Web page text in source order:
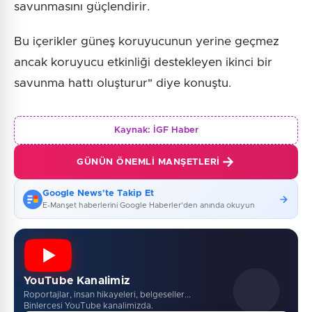
savunmasını güçlendirir.
Bu içerikler güneş koruyucunun yerine geçmez
ancak koruyucu etkinliği destekleyen ikinci bir
savunma hattı oluşturur" diye konuştu.
Kaynak: İGF Haber
GÜNÜN ÖNEMLI MANŞETLERI
Google News'te Takip Et
E-Manşet haberlerini Google Haberler'den anında okuyun
YouTube Kanalimiz
Roportajlar, insan hikayeleri, belgeseller...
Binlercesi YouTube kanalimizda.